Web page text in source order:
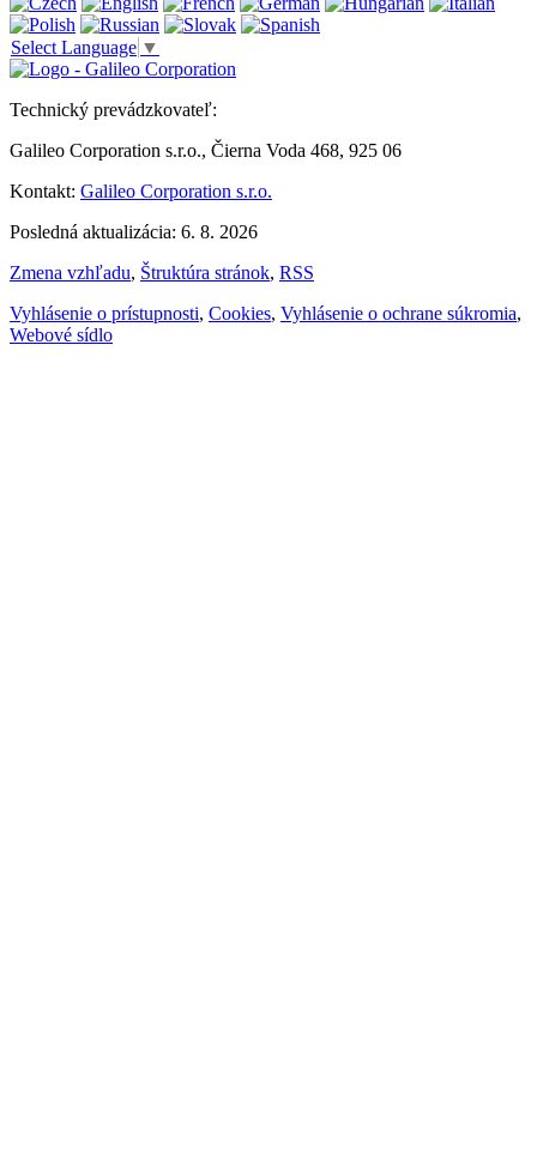
Select Language ▼
Technický prevádzkovateľ:
Galileo Corporation s.r.o., Čierna Voda 468, 925 06
Kontakt: Galileo Corporation s.r.o.
Posledná aktualizácia: 6. 8. 2026
Zmena vzhľadu, Štruktúra stránok, RSS
Vyhlásenie o prístupnosti, Cookies, Vyhlásenie o ochrane súkromia,
Webové sídlo